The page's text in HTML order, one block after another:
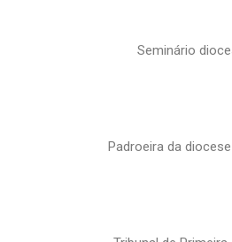
Seminário
Padroeira da